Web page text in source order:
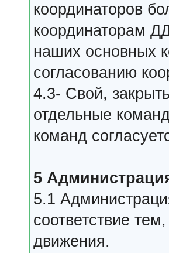
координаторов
координаторам
наших основных
согласованию
4.3- Свой,
отдельные
команд
5
5.1
соответствие
движения.